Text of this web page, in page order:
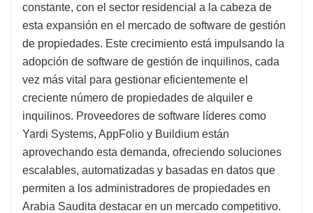
constante, con el sector residencial a la cabeza de
esta expansión en el mercado de software de gestión
de propiedades. Este crecimiento está impulsando la
adopción de software de gestión de inquilinos, cada
vez más vital para gestionar eficientemente el
creciente número de propiedades de alquiler e
inquilinos. Proveedores de software líderes como
Yardi Systems, AppFolio y Buildium están
aprovechando esta demanda, ofreciendo soluciones
escalables, automatizadas y basadas en datos que
permiten a los administradores de propiedades en
Arabia Saudita destacar en un mercado competitivo.